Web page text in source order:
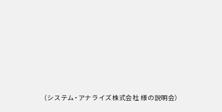
（システム・アナライズ株式会社 様の説明会）